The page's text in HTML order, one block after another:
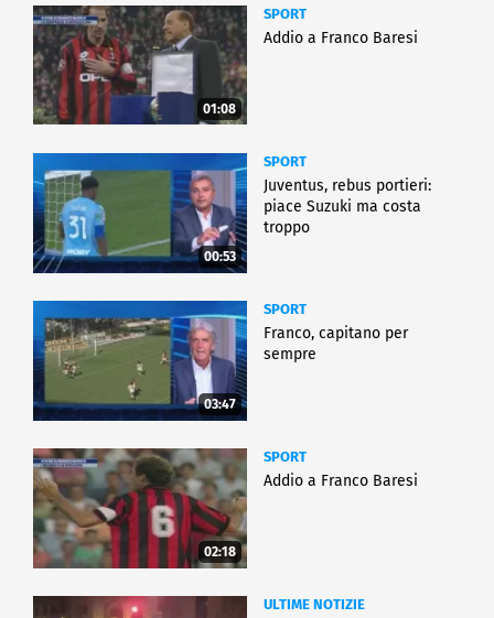
01:08
SPORT
Addio a Franco Baresi
00:53
SPORT
Juventus, rebus portieri:
piace Suzuki ma costa
troppo
03:47
SPORT
Franco, capitano per
sempre
02:18
SPORT
Addio a Franco Baresi
ULTIME NOTIZIE